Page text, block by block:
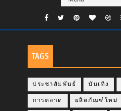
TAGS
ประชาสัมพันธ์ บันเทิง
การตลาด ผลิตภัณฑ์ใหม่